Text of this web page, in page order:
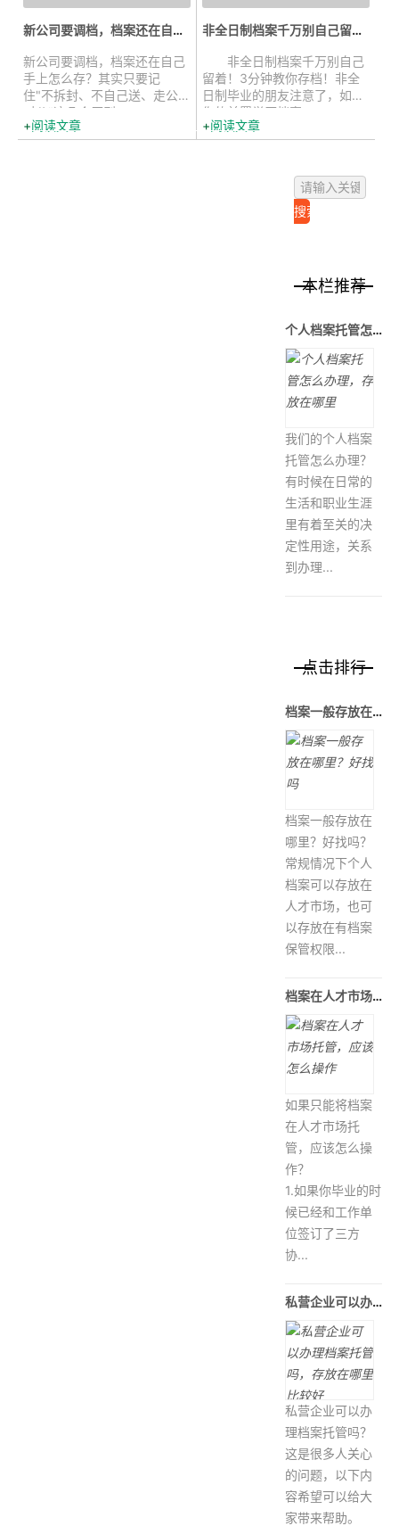
新公司要调档，档案还在自己手上怎...
新公司要调档，档案还在自己
手上怎么存？其实只要记
住"不拆封、不自己送、走公
对公"这几个原则，...
阅读文章
非全日制档案千万别自己留着！3分...
非全日制档案千万别自己
留着！3分钟教你存档！非全
日制毕业的朋友注意了，如果
你的前置学历档案...
阅读文章
本栏推荐
个人档案托管怎么办理，存放在哪里
我们的个人档案
托管怎么办理？
有时候在日常的
生活和职业生涯
里有着至关的决
定性用途，关系
到办理...
点击排行
档案一般存放在哪里？好找吗
档案一般存放在
哪里？好找吗？
常规情况下个人
档案可以存放在
人才市场，也可
以存放在有档案
保管权限...
档案在人才市场托管，应该怎么操作
如果只能将档案
在人才市场托
管，应该怎么操
作？
1.如果你毕业的时
候已经和工作单
位签订了三方
协...
私营企业可以办理档案托管吗，存放在
私营企业可以办
理档案托管吗？
这是很多人关心
的问题，以下内
容希望可以给大
家带来帮助。